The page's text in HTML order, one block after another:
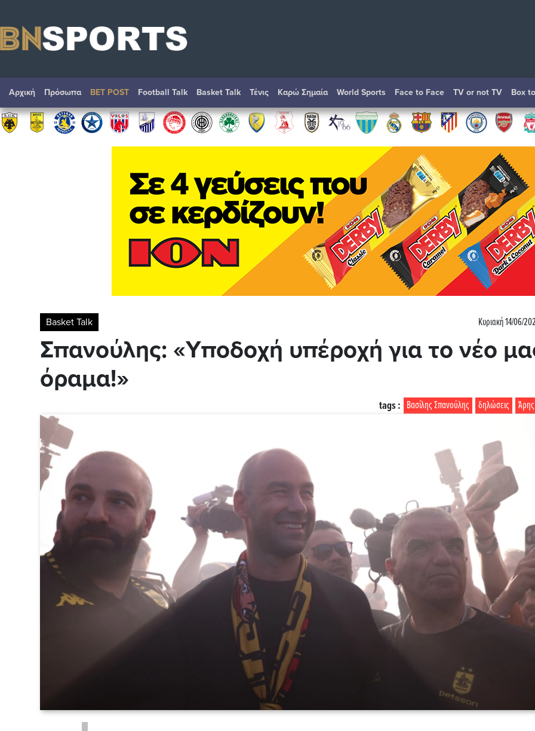
Αρχική Πρόσωπα BET POST Football Talk Basket Talk Τένις Καρώ Σημαία World Sports Face to Face TV or not TV Box
Basket Talk Κυριακή 14/06/
Σπανούλης: «Υποδοχή υπέροχή για το νέο
όραμα!»
Άρης
δηλώσεις
Βασίλης Σπανούλης
tags :